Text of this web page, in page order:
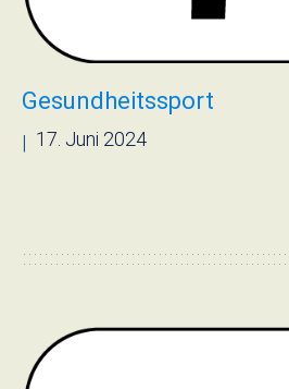
Gesundheitssport
| 17. Juni 2024